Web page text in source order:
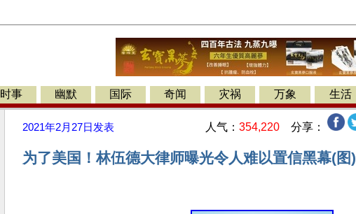
时事 幽默 国际 奇闻 灾祸 万象 生活
2021年2月27日 发表 人气： 354,220 分享：
为了美国！林伍德大律师曝光令人难以置信黑幕(图)